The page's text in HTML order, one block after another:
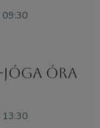
09:30
jóga óra
13:30